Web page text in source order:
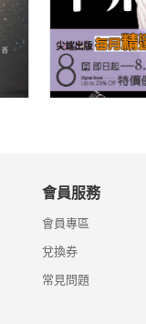
會員服務
會員專區
兌換券
常見問題